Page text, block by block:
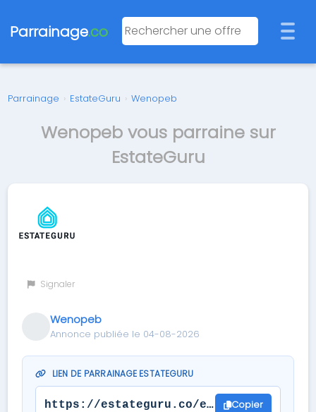
Parrainage.co
Parrainage › EstateGuru › Wenopeb
Wenopeb vous parraine sur
EstateGuru
Signaler
Wenopeb
Annonce publiée le 04-08-2026
LIEN DE PARRAINAGE ESTATEGURU
https://estateguru.co/en/ref/ Copier